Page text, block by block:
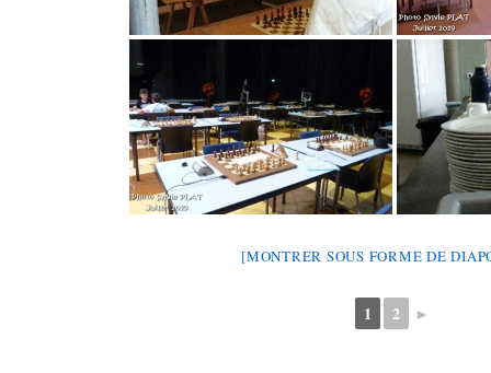
[MONTRER SOUS FORME DE
1 2 ►